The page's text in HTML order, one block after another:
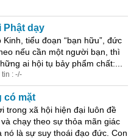
Phật dạy
tiểu đoạn “bạn hữu”, đức
nếu cần một người bạn, thì
ai hội tụ bảy phẩm chất:...
: -/-
có mặt
trong xã hội hiện đại luôn đề
chạy theo sự thỏa mãn giác
là sự suy thoái đạo đức. Con